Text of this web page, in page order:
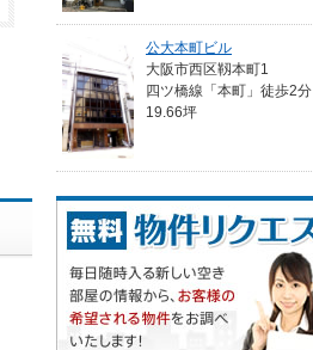
公大本町ビル
大阪市西区靱本町1
四ツ橋線「本町」徒歩2分
19.66坪